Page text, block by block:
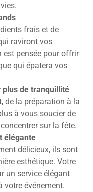
frais et de
raviront vos
est pensée pour offrir
qui épatera vos
plus de tranquillité
de la préparation à la
à vous soucier de
sur la fête.
élégante
délicieux, ils sont
esthétique. Votre
un service élégant
votre événement.